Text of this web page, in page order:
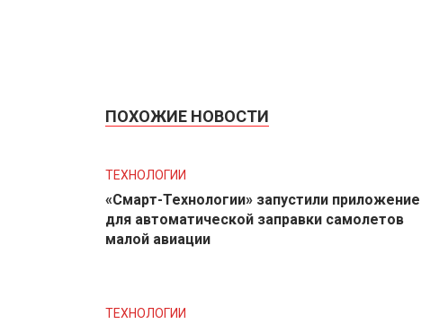
ПОХОЖИЕ НОВОСТИ
ТЕХНОЛОГИИ
«Смарт-Технологии» запустили приложение
для автоматической заправки самолетов
малой авиации
ТЕХНОЛОГИИ